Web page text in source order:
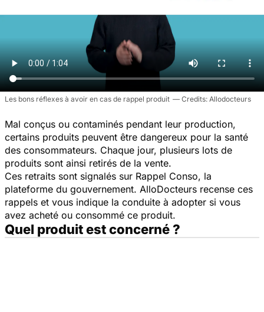
Les bons réflexes à avoir en cas de rappel produit Allodocteurs
Mal conçus ou contaminés pendant leur production,
certains produits peuvent être dangereux pour la santé
des consommateurs. Chaque jour, plusieurs lots de
produits sont ainsi retirés de la vente.
Ces retraits sont signalés sur Rappel Conso, la
plateforme du gouvernement. AlloDocteurs recense ces
rappels et vous indique la conduite à adopter si vous
avez acheté ou consommé ce produit.
Quel produit est concerné ?